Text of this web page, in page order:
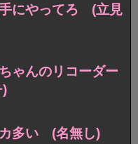
にやってろ (立見
ゃんのリコーダー
多い (名無し)